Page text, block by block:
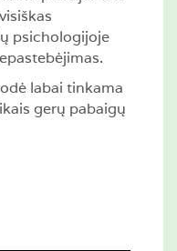
psichologijoje
labai tinkama
gerų pabaigų